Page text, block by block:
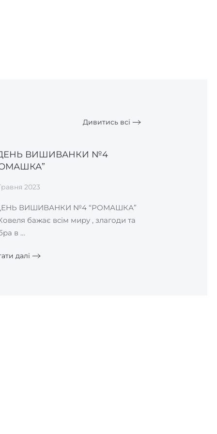
Дивитись всі
ВИШИВАНКИ №4
2023
ВИШИВАНКИ №4 “РОМАШКА”
бажає всім миру , злагоди та
в …
далі